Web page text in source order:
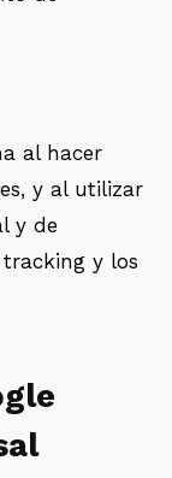
al hacer
y al utilizar
y de
y los